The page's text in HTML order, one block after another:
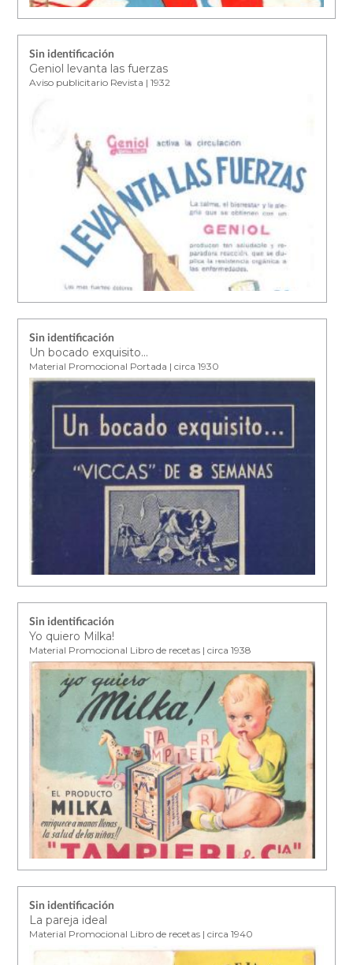
Sin identificación
Geniol levanta las fuerzas
Aviso publicitario Revista | 1932
Sin identificación
Un bocado exquisito...
Material Promocional Portada | circa 1930
Sin identificación
Yo quiero Milka!
Material Promocional Libro de recetas | circa 1938
Sin identificación
La pareja ideal
Material Promocional Libro de recetas | circa 1940